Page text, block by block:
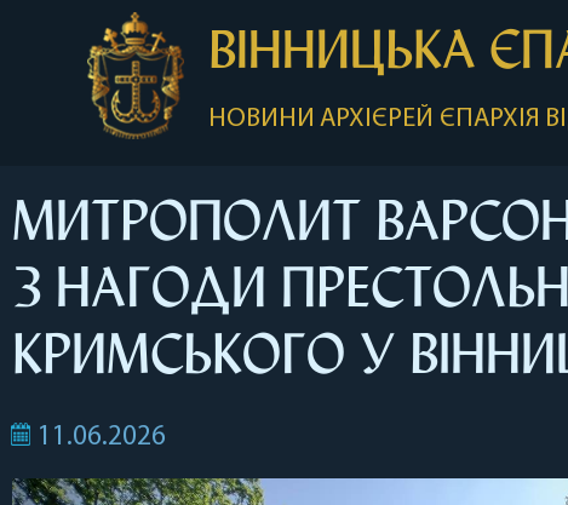
ВІННИЦЬКА
НОВИНИ АРХІЄРЕЙ ЄПАРХІЯ
МИТРОПОЛИТ
З НАГОДИ
КРИМСЬКОГО У
11.06.2026